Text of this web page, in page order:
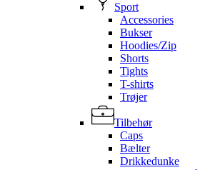
Sport
Accessories
Bukser
Hoodies/Zip
Shorts
Tights
T-shirts
Trøjer
Tilbehør
Caps
Bælter
Drikkedunke